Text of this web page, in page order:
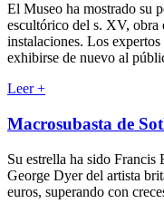
El Museo ha mostrado su
escultórico del s. XV, obra
instalaciones. Los
exhibirse de nuevo al
Leer+
Macrosubasta de
Su estrella ha sido Francis
George Dyer del artista
euros, superando con